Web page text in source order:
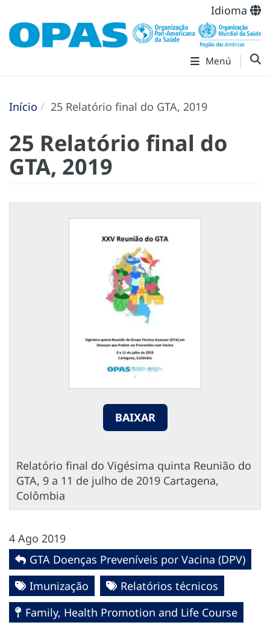
Idioma
Menú
Início 25 Relatório final do GTA, 2019
25 Relatório final do
GTA, 2019
BAIXAR
Relatório final do Vigésima quinta Reunião do
GTA, 9 a 11 de julho de 2019 Cartagena,
Colômbia
4 Ago 2019
GTA Doenças Preveníveis por Vacina (DPV)
Imunização
Relatórios técnicos
Family, Health Promotion and Life Course